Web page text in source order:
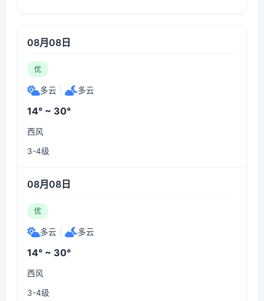
08月08日
优
多云 多云
14° ~ 30°
西风
3-4级
08月08日
优
多云 多云
14° ~ 30°
西风
3-4级